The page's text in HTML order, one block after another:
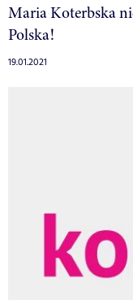
Maria Koterbska
Polska!
19.01.2021